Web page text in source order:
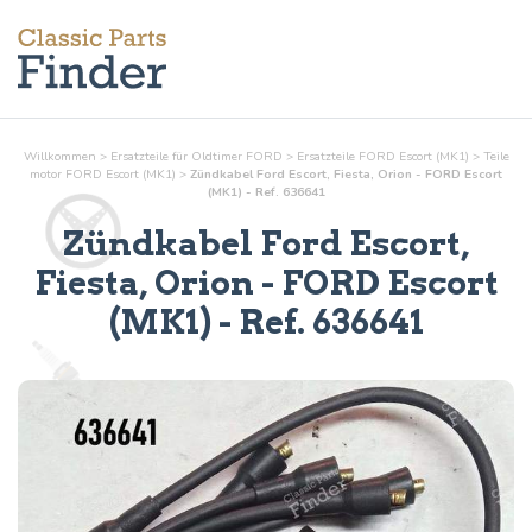
Willkommen > Ersatzteile für Oldtimer FORD > Ersatzteile FORD Escort (MK1) > Teile
motor FORD Escort (MK1) > Zündkabel Ford Escort, Fiesta, Orion - FORD Escort
(MK1) - Ref. 636641
Zündkabel Ford Escort,
Fiesta, Orion - FORD Escort
(MK1) - Ref. 636641